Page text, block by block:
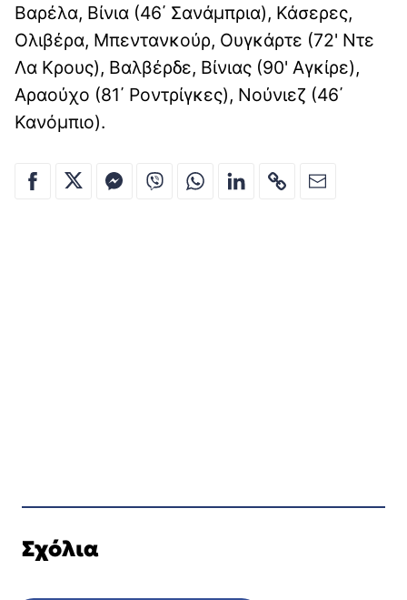
Βαρέλα, Βίνια (46΄ Σανάμπρια), Κάσερες,
Ολιβέρα, Μπεντανκούρ, Ουγκάρτε (72' Ντε
Λα Κρους), Βαλβέρδε, Βίνιας (90' Αγκίρε),
Αραούχο (81΄ Ροντρίγκες), Νούνιεζ (46΄
Κανόμπιο).
Σχόλια